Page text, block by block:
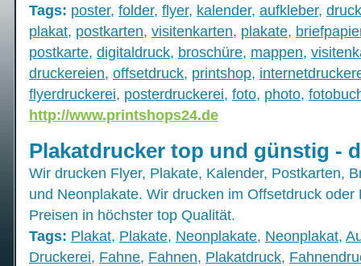
Tags: poster, folder, flyer, kalender, aufkleber, druck
plakat, postkarten, visitenkarten, plakate,
postkarte, digitaldruck, broschüre, mappen,
druckereien, offsetdruck, printshop,
flyerdruckerei, posterdruckerei, foto, photo,
http://www.printshops24.de
Plakatdrucker top und günstig -
Wir drucken Flyer, Plakate, Kalender, Postkarten,
und Neonplakate. Wir drucken im Offsetdruck
Preisen in höchster top Qualität.
Tags: Plakat, Plakate, Neonplakate, Neonplakat,
Druckerei, Fahne, Fahnen, Plakatdruck,